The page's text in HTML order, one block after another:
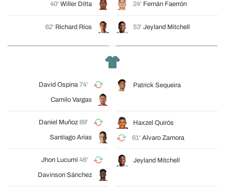
40' Willer Ditta 24' Fernán Faerrón
62' Richard Ríos 53' Jeyland Mitchell
David Ospina 74'
Camilo Vargas
Patrick Sequeira
Daniel Muñoz 89'
Santiago Arias
Haxzel Quirós
61' Alvaro Zamora
Jhon Lucumí 46'
Davinson Sánchez
Jeyland Mitchell